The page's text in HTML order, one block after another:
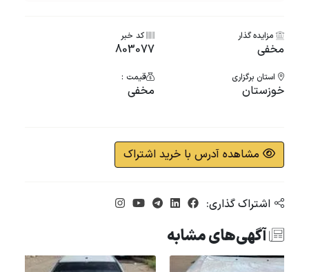
مزایده گذار
مخفی
کد خبر
803077
استان برگزاری
خوزستان
قیمت :
مخفی
مشاهده آدرس با خرید اشتراک
اشتراک گذاری:
آگهی‌های مشابه